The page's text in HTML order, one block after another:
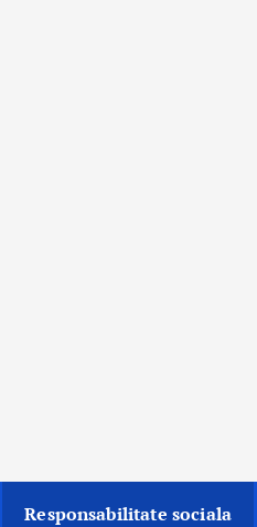
Responsabilitate sociala